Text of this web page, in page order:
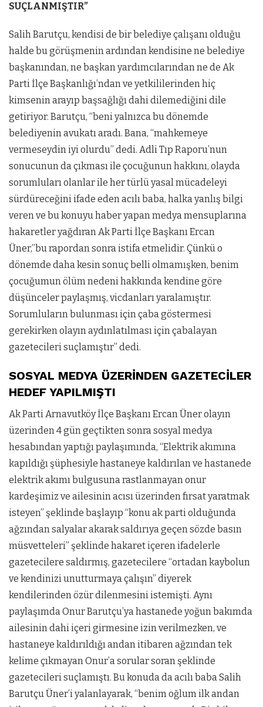
SUÇLANMIŞTIR”
Salih Barutçu, kendisi de bir belediye çalışanı olduğu
halde bu görüşmenin ardından kendisine ne belediye
başkanından, ne başkan yardımcılarından ne de Ak
Parti İlçe Başkanlığı’ndan ve yetkililerinden hiç
kimsenin arayıp başsağlığı dahi dilemediğini dile
getiriyor. Barutçu, “beni yalnızca bu dönemde
belediyenin avukatı aradı. Bana, “mahkemeye
vermeseydin iyi olurdu” dedi. Adli Tıp Raporu’nun
sonucunun da çıkması ile çocuğunun hakkını, olayda
sorumluları olanlar ile her türlü yasal mücadeleyi
sürdüreceğini ifade eden acılı baba, halka yanlış bilgi
veren ve bu konuyu haber yapan medya mensuplarına
hakaretler yağdıran Ak Parti İlçe Başkanı Ercan
Üner,”bu rapordan sonra istifa etmelidir. Çünkü o
dönemde daha kesin sonuç belli olmamışken, benim
çocuğumun ölüm nedeni hakkında kendine göre
düşünceler paylaşmış, vicdanları yaralamıştır.
Sorumluların bulunması için çaba göstermesi
gerekirken olayın aydınlatılması için çabalayan
gazetecileri suçlamıştır” dedi.
SOSYAL MEDYA ÜZERİNDEN GAZETECİLER
HEDEF YAPILMIŞTI
Ak Parti Arnavutköy İlçe Başkanı Ercan Üner olayın
üzerinden 4 gün geçtikten sonra sosyal medya
hesabından yaptığı paylaşımında, “Elektrik akımına
kapıldığı şüphesiyle hastaneye kaldırılan ve hastanede
elektrik akımı bulgusuna rastlanmayan onur
kardeşimiz ve ailesinin acısı üzerinden fırsat yaratmak
isteyen” şeklinde başlayıp “konu ak parti olduğunda
ağzından salyalar akarak saldırıya geçen sözde basın
müsvetteleri” şeklinde hakaret içeren ifadelerle
gazetecilere saldırmış, gazetecilere “ortadan kaybolun
ve kendinizi unutturmaya çalışın” diyerek
kendilerinden özür dilenmesini istemişti. Aynı
paylaşımda Onur Barutçu’ya hastanede yoğun bakımda
ailesinin dahi içeri girmesine izin verilmezken, ve
hastaneye kaldırıldığı andan itibaren ağzından tek
kelime çıkmayan Onur’a sorular soran şeklinde
gazetecileri suçlamıştı. Bu konuda da acılı baba Salih
Barutçu Üner’i yalanlayarak, “benim oğlum ilk andan